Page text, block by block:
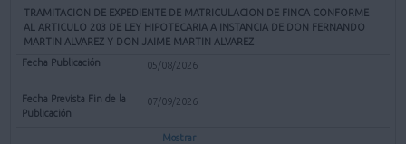
TRAMITACION DE EXPEDIENTE DE MATRICULACION DE FINCA CONFORME
AL ARTICULO 203 DE LEY HIPOTECARIA A INSTANCIA DE DON FERNANDO
MARTIN ALVAREZ Y DON JAIME MARTIN ALVAREZ
05/08/2026
07/09/2026
Mostrar